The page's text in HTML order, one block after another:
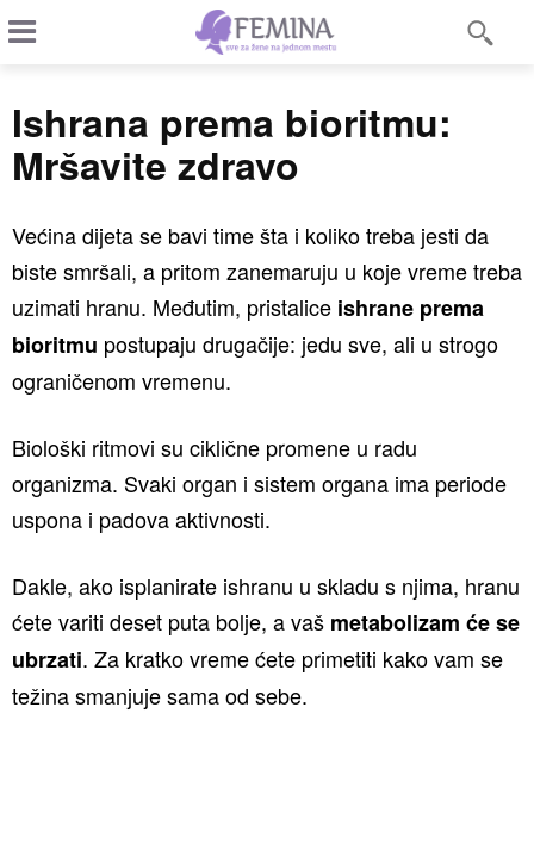
Ishrana prema bioritmu:
Mršavite zdravo
Većina dijeta se bavi time šta i koliko treba jesti da
biste smršali, a pritom zanemaruju u koje vreme treba
uzimati hranu. Međutim, pristalice ishrane prema
bioritmu postupaju drugačije: jedu sve, ali u strogo
ograničenom vremenu.
Biološki ritmovi su ciklične promene u radu
organizma. Svaki organ i sistem organa ima periode
uspona i padova aktivnosti.
Dakle, ako isplanirate ishranu u skladu s njima, hranu
ćete variti deset puta bolje, a vaš metabolizam će se
ubrzati. Za kratko vreme ćete primetiti kako vam se
težina smanjuje sama od sebe.